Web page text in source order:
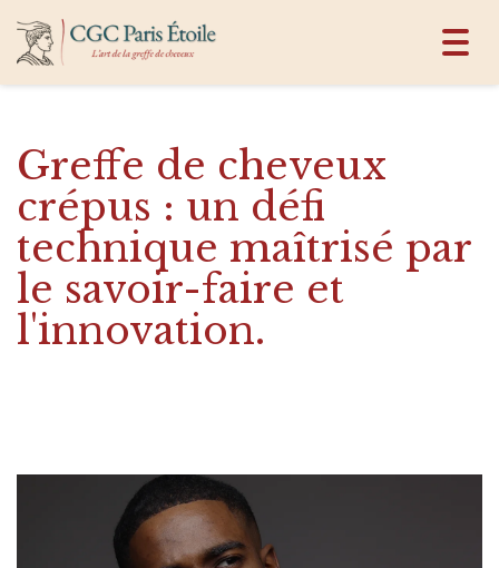
Greffe de cheveux
crépus : un défi
technique maîtrisé par
le savoir-faire et
l'innovation.